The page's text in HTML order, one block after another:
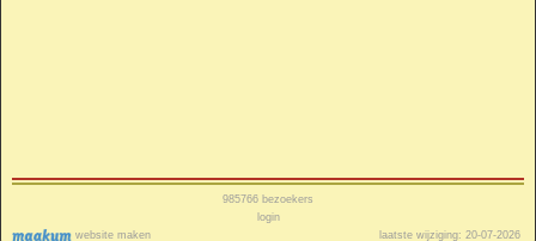
website maken
985766 bezoekers
login
laatste wijziging: 20-07-2026